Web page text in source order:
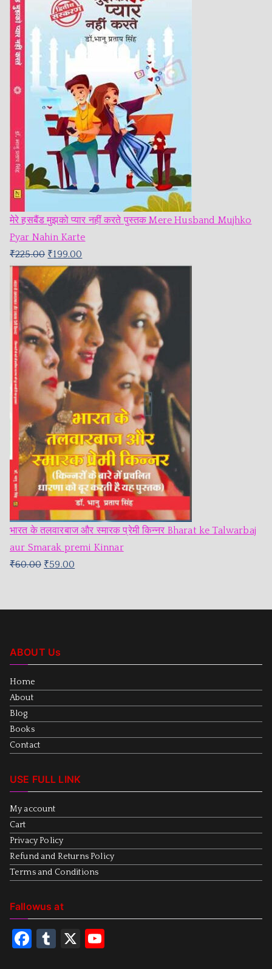
मेरे हसबैंड मुझको प्यार नहीं करते पुस्तक Mere Husband Mujhko
Pyar Nahin Karte
₹225.00 ₹199.00
भारत के तलवारबाज और स्मारक प्रेमी किन्नर Bharat ke Talwarbaj
aur Smarak premi Kinnar
₹60.00 ₹59.00
ABOUT Us
Home
About
Blog
Books
Contact
USE FULL LINK
My account
Cart
Privacy Policy
Refund and Returns Policy
Terms and Conditions
Fallowus at
F
T
X